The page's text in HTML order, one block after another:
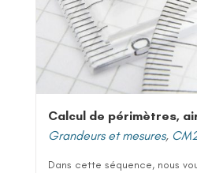
Calcul de périmètres,
Grandeurs et mesures,
Dans cette séquence, nous